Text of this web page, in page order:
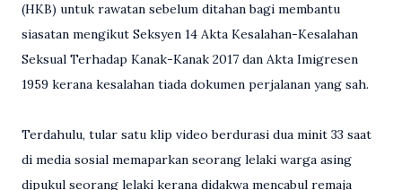
(HKB) untuk rawatan sebelum ditahan bagi membantu
siasatan mengikut Seksyen 14 Akta Kesalahan-Kesalahan
Seksual Terhadap Kanak-Kanak 2017 dan Akta Imigresen
1959 kerana kesalahan tiada dokumen perjalanan yang sah.
Terdahulu, tular satu klip video berdurasi dua minit 33 saat
di media sosial memaparkan seorang lelaki warga asing
dipukul seorang lelaki kerana didakwa mencabul remaja